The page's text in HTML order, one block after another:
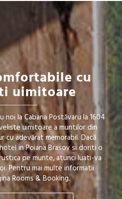
cu
uimitoare
la Cabana Postăvaru la 1604
uimitoare a muntilor din
cu adevărat memorabil. Dacă
in Poiana Brasov si doriti o
pe munte, atunci luati-va
Pentru mai multe informatii
Rooms & Booking.